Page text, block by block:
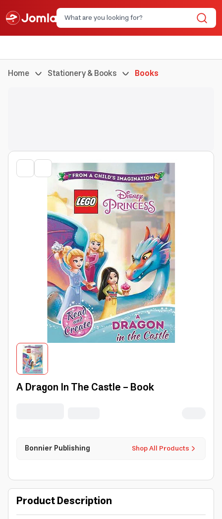
Home Stationery & Books Books
A Dragon In The Castle - Book
Shop All Products
Bonnier Publishing
Product Description